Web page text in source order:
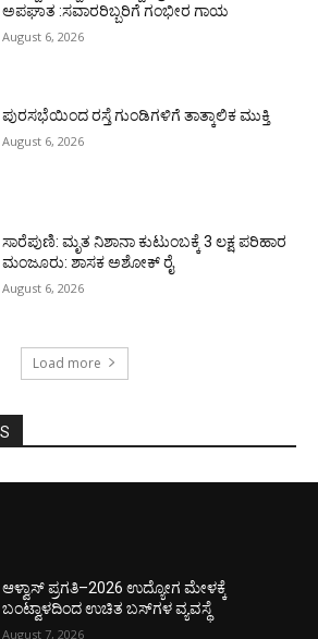
ಅಪಘಾತ :ಸವಾರರಿಬ್ಬರಿಗೆ ಗಂಭೀರ ಗಾಯ
August 6, 2026
ಪುರಸಭೆಯಿಂದ ರಸ್ತೆ ಗುಂಡಿಗಳಿಗೆ ತಾತ್ಕಾಲಿಕ ಮುಕ್ತಿ
August 6, 2026
ಸಾರೆಪುಣಿ: ಮೃತ ನಿಶಾನಾ ಕುಟುಂಬಕ್ಕೆ 3 ಲಕ್ಷ ಪರಿಹಾರ
ಮಂಜೂರು: ಶಾಸಕ ಅಶೋಕ್ ರೈ
August 6, 2026
Load more
ಆಳ್ವಾಸ್ ಪ್ರಗತಿ–2026 ಉದ್ಯೋಗ ಮೇಳಕ್ಕೆ
ಬಂಟ್ವಾಳದಿಂದ ಉಚಿತ ಬಸ್‌ಗಳ ವ್ಯವಸ್ಥೆ
August 7, 2026